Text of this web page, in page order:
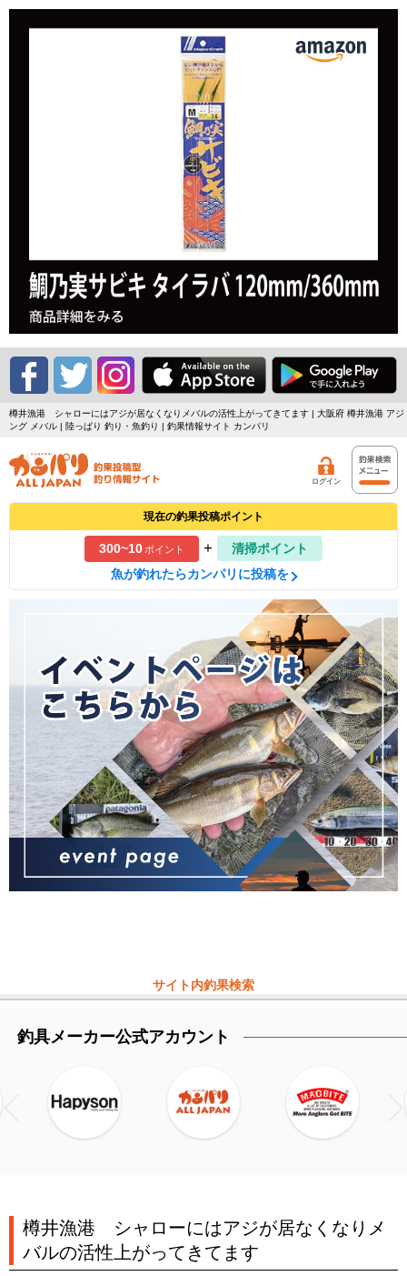
樽井漁港 シャローにはアジが居なくなりメバルの活性上がってきてます | 大阪府 樽井漁港 アジ
ング メバル | 陸っぱり 釣り・魚釣り | 釣果情報サイト カンパリ
ログイン
現在の釣果投稿ポイント
300~10ポイント +
清掃ポイント
魚が釣れたらカンパリに投稿を
サイト内釣果検索
釣具メーカー公式アカウント
樽井漁港 シャローにはアジが居なくなりメ
バルの活性上がってきてます